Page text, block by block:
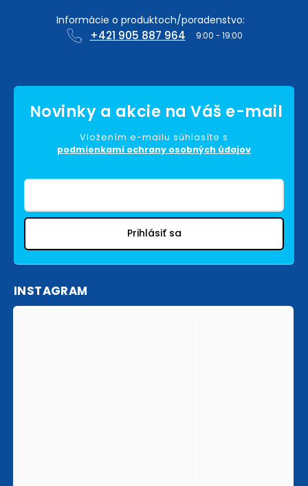
+421 905 887 964
Vložením e-mailu súhlasíte s
podmienkami ochrany osobných údajov
Prihlásiť sa
INSTAGRAM